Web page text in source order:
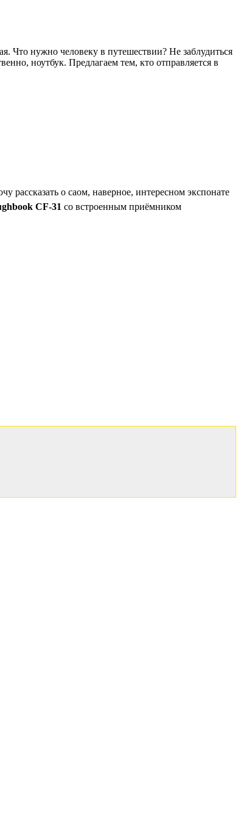
Что нужно человеку в путешествии? Не заблудиться
ноутбук. Предлагаем тем, кто отправляется в
рассказать о саом, наверное, интересном экспонате
CF-31 со встроенным приёмником